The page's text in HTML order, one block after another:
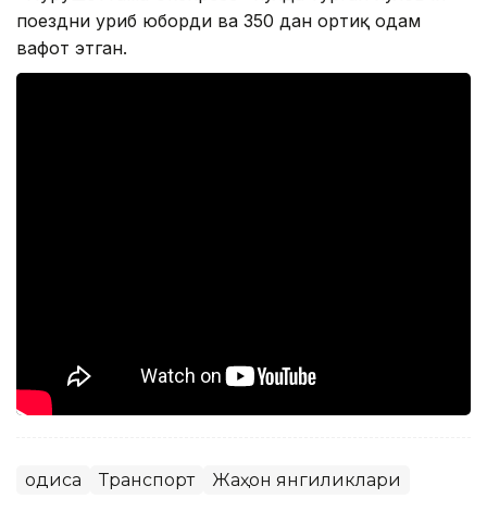
поездни уриб юборди ва 350 дан ортиқ одам
вафот этган.
Ҳодиса Транспорт Жаҳон янгиликлари